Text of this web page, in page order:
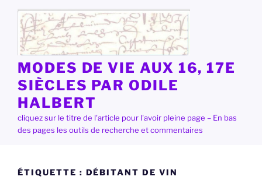
contenu
principal
MODES DE VIE AUX 16, 17E
SIÈCLES PAR ODILE
HALBERT
cliquez sur le titre de l'article pour l'avoir pleine page – En bas
des pages les outils de recherche et commentaires
ÉTIQUETTE : DÉBITANT DE VIN